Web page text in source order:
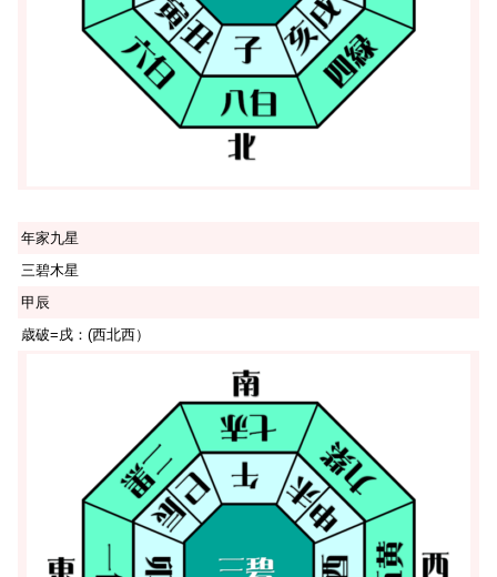
年家九星
三碧木星
甲辰
歳破=戌：(西北西）